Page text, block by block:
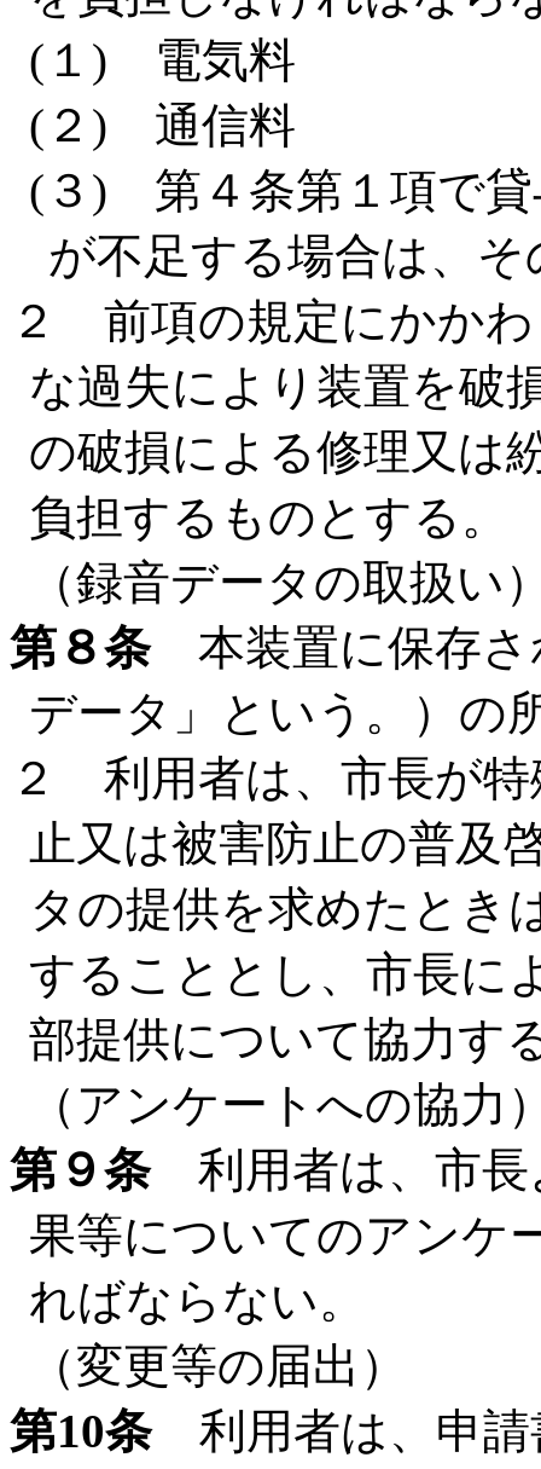
(１) 電気料
(２) 通信料
(３) 第４条第１項で貸
が不足する場合は、
２ 前項の規定にかか
な過失により装置を破
の破損による修理又は
負担するものとする。
（録音データの取扱い
第８条本装置に保存さ
データ」という。）の
２ 利用者は、市長が特
止又は被害防止の普及
タの提供を求めたとき
することとし、市長に
部提供について協力す
（アンケートへの協力
第９条利用者は、市長
果等についてのアンケ
ればならない。
（変更等の届出）
第10条利用者は、申請